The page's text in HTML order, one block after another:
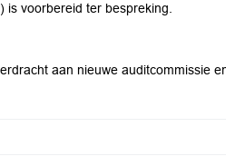
is voorbereid ter bespreking.
aan nieuwe auditcommissie